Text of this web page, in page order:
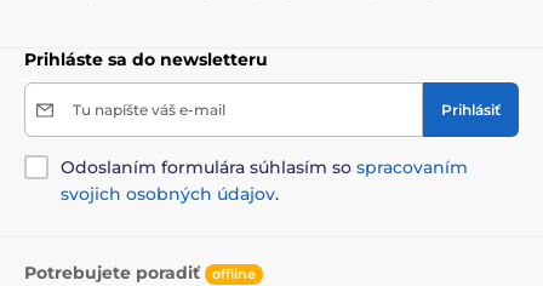
Prihláste sa do newsletteru
Tu napíšte váš e-mail Prihlásiť
Odoslaním formulára súhlasím so spracovaním
svojich osobných údajov.
Potrebujete poradiť offline